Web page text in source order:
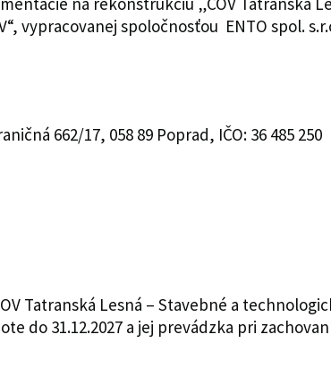
vypracovanej spoločnosťou ENTO spol.
662/17, 058 89 Poprad, IČO: 36 485 250
Tatranská Lesná – Stavebné a
do 31.12.2027 a jej prevádzka pri